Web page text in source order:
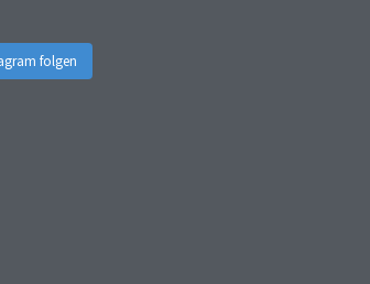
folgen